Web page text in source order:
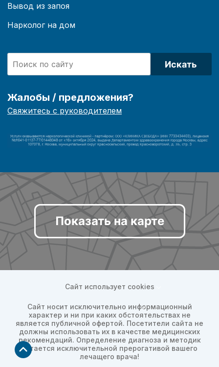
Вывод из запоя
Нарколог на дом
Искать
Жалобы / предложения?
Свяжитесь с руководителем
Показать на карте
Сайт использует cookies
Сайт носит исключительно информационный
характер и ни при каких обстоятельствах не
является публичной офертой. Посетители сайта не
должны использовать их в качестве медицинских
рекомендаций. Определение диагноза и методик
остается исключительной прерогативой вашего
лечащего врача!